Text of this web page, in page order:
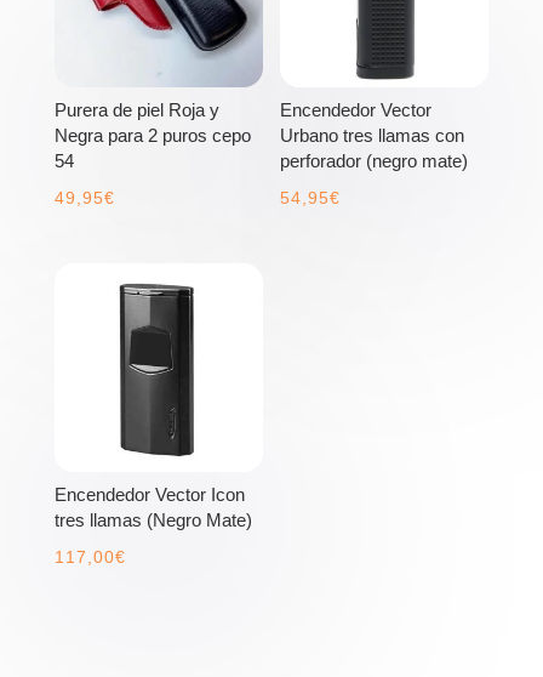
Purera de piel Roja y
Negra para 2 puros cepo
54
49,95€
Encendedor Vector
Urbano tres llamas con
perforador (negro mate)
54,95€
Encendedor Vector Icon
tres llamas (Negro Mate)
117,00€